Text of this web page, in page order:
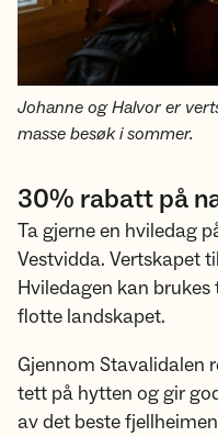
Johanne og Halvor er
masse besøk i sommer.
30% rabatt på
Ta gjerne en hviledag
Vestvidda. Vertskapet
Hviledagen kan
flotte landskapet.
Gjennom Stavalidalen
tett på hytten og gir
av det beste